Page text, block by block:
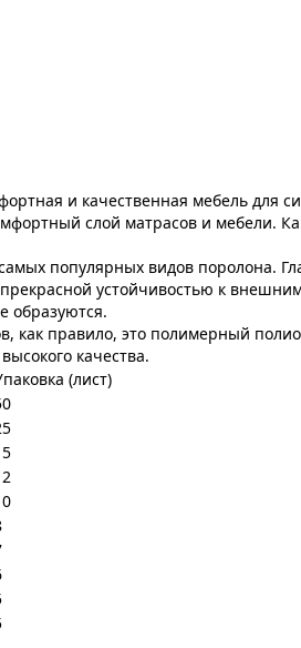
и качественная мебель для
слой матрасов и мебели.
популярных видов поролона.
устойчивостью к
образуются.
как правило, это полимерный
качества.
(лист)